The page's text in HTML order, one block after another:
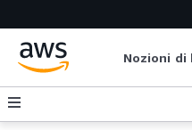
Nozioni di